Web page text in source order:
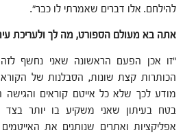
להילחם. אלו דברים שאמרתי לו כבר".
אתה בא מעולם הספורט, מה לך ולעריכת
"זו אכן הפעם הראשונה שאני נחשף לזה.
הכותרות קצת שונות, הסבלנות של
מודע לכך שלא כל אייטם קוראים והגישה
בטח בעיתון שאני משקיע בו יותר בצד
אפליקציות ואתרים שנותנים את